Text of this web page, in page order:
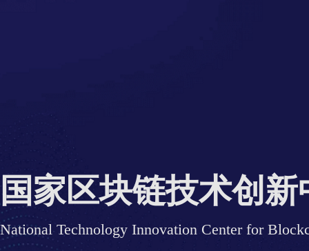
国家区块链技术创新
National Technology Innovation Center for